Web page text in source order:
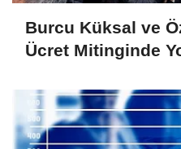
Burcu Küksal ve
Ücret Mitinginde